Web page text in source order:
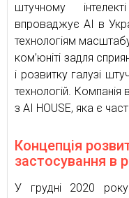
штучному
впроваджує AI в
технологіям
ком’юніті задля
і розвитку галузі
технологій.
з AI HOUSE, яка є
Концепція
застосування в
У грудні 2020